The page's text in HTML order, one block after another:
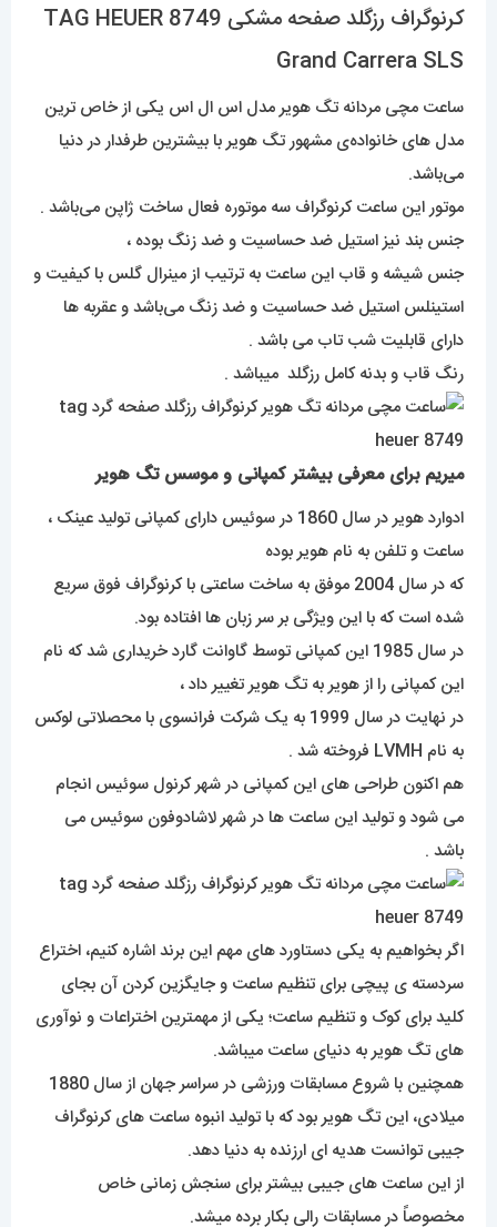
کرنوگراف رزگلد صفحه مشکی 8749 TAG HEUER
Grand Carrera SLS
ساعت مچی مردانه تگ هویر مدل اس ال اس یکی از خاص ترین
مدل های خانواده‌ی مشهور تگ هویر با بیشترین طرفدار در دنیا
می‌باشد.
موتور این ساعت کرنوگراف سه موتوره فعال ساخت ژاپن می‌باشد .
جنس بند نیز استیل ضد حساسیت و ضد زنگ بوده ،
جنس شیشه و قاب این ساعت به ترتیب از مینرال گلس با کیفیت و
استینلس استیل ضد حساسیت و ضد زنگ می‌باشد و عقربه ها
دارای قابلیت شب تاب می باشد .
رنگ قاب و بدنه کامل رزگلد میباشد .
میریم برای معرفی بیشتر کمپانی و موسس تگ هویر
ادوارد هویر در سال 1860 در سوئیس دارای کمپانی تولید عینک ،
ساعت و تلفن به نام هویر بوده
که در سال 2004 موفق به ساخت ساعتی با کرنوگراف فوق سریع
شده است که با این ویژگی بر سر زبان ها افتاده بود.
در سال 1985 این کمپانی توسط گاوانت گارد خریداری شد که نام
این کمپانی را از هویر به تگ هویر تغییر داد ،
در نهایت در سال 1999 به یک شرکت فرانسوی با محصلاتی لوکس
به نام LVMH فروخته شد .
هم اکنون طراحی های این کمپانی در شهر کرنول سوئیس انجام
می شود و تولید این ساعت ها در شهر لاشادوفون سوئیس می
باشد .
اگر بخواهیم به یکی دستاورد های مهم این برند اشاره کنیم، اختراع
سردسته ی پیچی برای تنظیم ساعت و جایگزین کردن آن بجای
کلید برای کوک و تنظیم ساعت؛ یکی از مهمترین اختراعات و نوآوری
های تگ هویر به دنیای ساعت میباشد.
همچنین با شروع مسابقات ورزشی در سراسر جهان از سال 1880
میلادی، این تگ هویر بود که با تولید انبوه ساعت های کرنوگراف
جیبی توانست هدیه ای ارزنده به دنیا دهد.
از این ساعت های جیبی بیشتر برای سنجش زمانی خاص
مخصوصاً در مسابقات رالی بکار برده میشد.